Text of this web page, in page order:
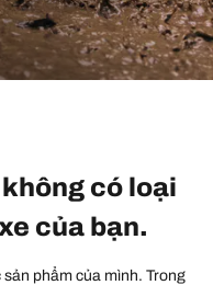
có loại
của bạn.
phẩm của mình. Trong